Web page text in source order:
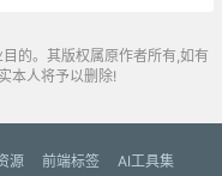
的。其版权属原作者所有,如有
本人将予以删除!
源 前端标签 AI工具集